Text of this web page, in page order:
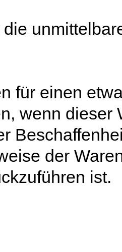
für einen
wenn dieser
der
ist.